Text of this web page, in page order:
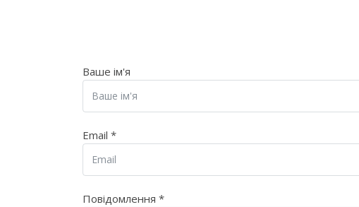
Ваше ім'я
Email *
Повідомлення *